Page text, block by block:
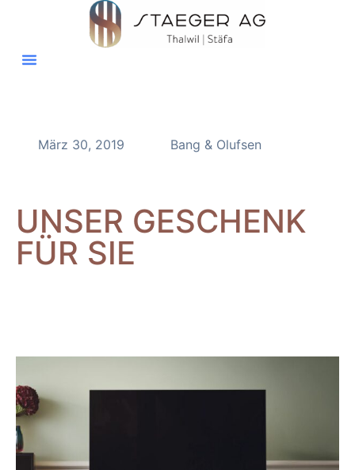
März 30, 2019 Bang & Olufsen
UNSER GESCHENK
FÜR SIE